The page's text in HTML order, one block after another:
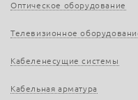
Оптическое оборудование
Телевизионное
Кабеленесущие системы
Кабельная арматура